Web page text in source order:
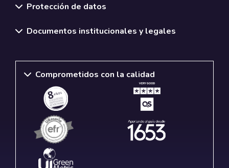
Protección de datos
Documentos institucionales y legales
Comprometidos con la calidad